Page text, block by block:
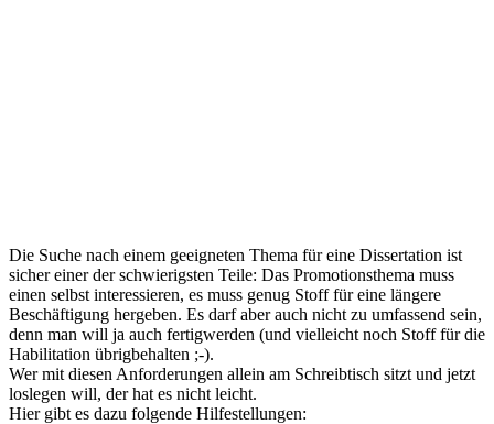
Die Suche nach einem geeigneten Thema für eine Dissertation ist
sicher einer der schwierigsten Teile: Das Promotionsthema muss
einen selbst interessieren, es muss genug Stoff für eine längere
Beschäftigung hergeben. Es darf aber auch nicht zu umfassend sein,
denn man will ja auch fertigwerden (und vielleicht noch Stoff für die
Habilitation übrigbehalten ;-).
Wer mit diesen Anforderungen allein am Schreibtisch sitzt und jetzt
loslegen will, der hat es nicht leicht.
Hier gibt es dazu folgende Hilfestellungen: